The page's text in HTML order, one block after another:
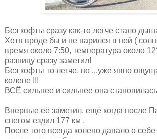
Без кофты сразу как-то легче стало
Хотя вроде бы и не парился в ней (
время около 7:50, температура около
разницу сразу заметил!
Без кофты то легче, но ...уже явно
колене !!!
ВСЁ сильнее и сильнее она
Впервые её заметил, ещё когда после
снегом ездил 177 км .
После того всегда колено давало о